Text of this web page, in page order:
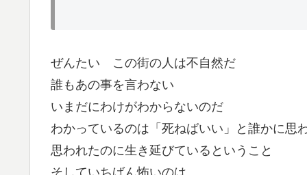
ぜんたい この街の人は不自然だ
誰もあの事を言わない
いまだにわけがわからないのだ
わかっているのは「死ねばいい」と誰かに思
思われたのに生き延びているということ
そしていちばん怖いのは